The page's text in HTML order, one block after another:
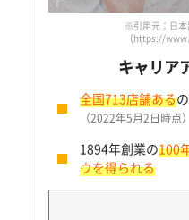
※引用元：日本
（https://
キャリア
全国713店舗ある
（2022年5月2日時点）
1894年創業の100
ウを得られる